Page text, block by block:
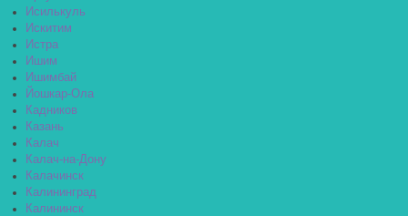
Исилькуль
Искитим
Истра
Ишим
Ишимбай
Йошкар-Ола
Кадников
Казань
Калач
Калач-на-Дону
Калачинск
Калининград
Калининск